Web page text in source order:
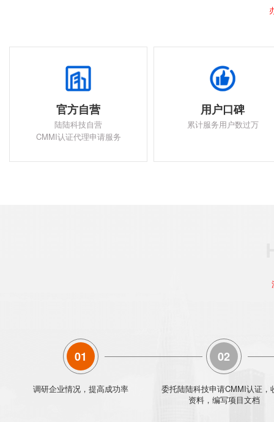
官方自营
陆陆科技自营
CMMI认证代理申请服务
用户口碑
累计服务用户数过万
01
调研企业情况，提高成功率
02
委托陆陆科技申请CMMI认证，
资料，编写项目文档